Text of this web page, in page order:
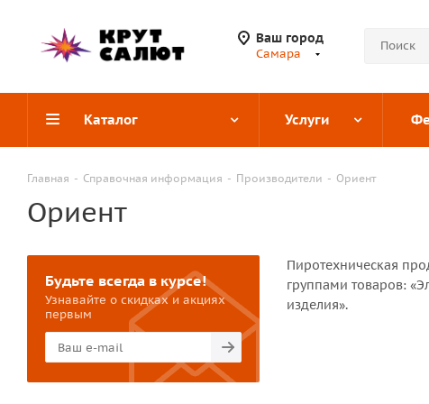
Ваш город
Самара
Каталог Услуги
Главная - Справочная информация - Производители - Ориент
Ориент
Пиротехническая
группами товаров:
изделия».
Будьте всегда в курсе!
Узнавайте о скидках и акциях
первым